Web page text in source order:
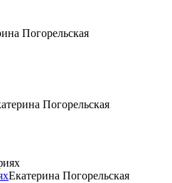
Погорельская
Погорельская
Екатерина Погорельская